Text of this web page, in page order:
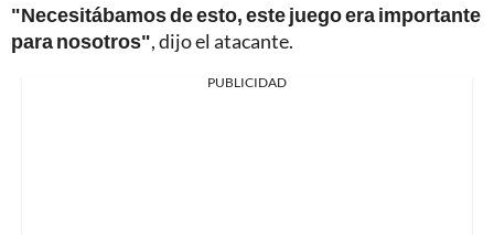
"Necesitábamos de esto, este juego era importante
para nosotros", dijo el atacante.
PUBLICIDAD